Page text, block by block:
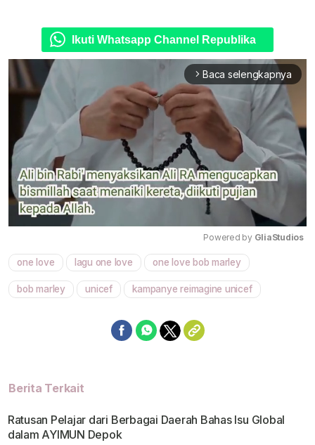
Ikuti Whatsapp Channel Republika
arrow_forward_ios Baca selengkapnya
Powered by GliaStudios
one love lagu one love one love bob marley
bob marley unicef kampanye reimagine unicef
Berita Terkait
Ratusan Pelajar dari Berbagai Daerah Bahas Isu Global
dalam AYIMUN Depok